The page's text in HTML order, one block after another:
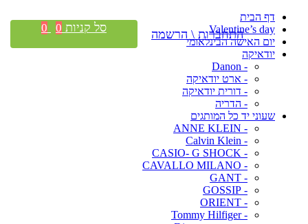
דף הבית
Valentine’s day
יום האישה הבינלאומי
יודאיקה
- Danon
- ארט יודאיקה
- דורית יודאיקה
- הדריה
שעוני יד כל המותגים
- ANNE KLEIN
- Calvin Klein
- CASIO- G SHOCK
- CAVALLO MILANO
- GANT
- GOSSIP
- ORIENT
- Tommy Hilfiger
התחברות \ הרשמה סל קניות 0
0